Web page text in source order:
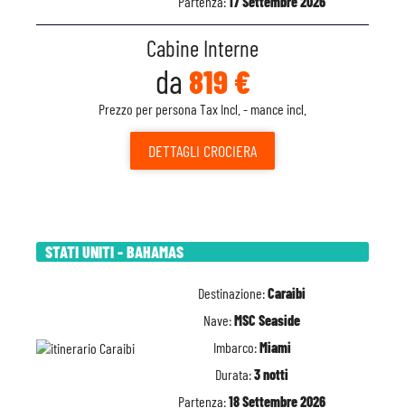
Cabine Interne
da 819 €
Prezzo per persona Tax Incl. - mance incl.
DETTAGLI CROCIERA
STATI UNITI - BAHAMAS
Destinazione:Caraibi
Nave:MSC Seaside
Imbarco:Miami
Durata:3 notti
Partenza:18 Settembre 2026